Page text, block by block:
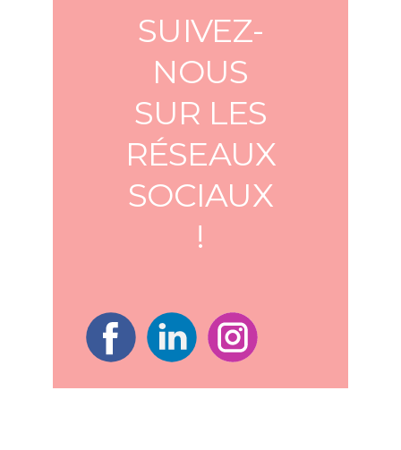
SUIVEZ-
NOUS
SUR LES
RÉSEAUX
SOCIAUX
!